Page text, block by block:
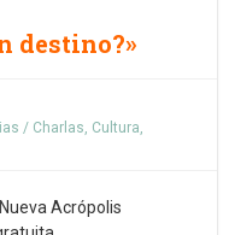
destino?»
/ Charlas, Cultura,
Acrópolis